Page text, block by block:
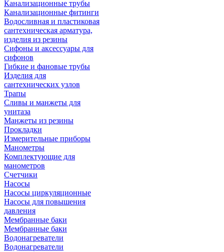
Канализационные трубы
Канализационные фитинги
Водосливная и пластиковая
сантехническая арматура,
изделия из резины
Сифоны и аксессуары для
сифонов
Гибкие и фановые трубы
Изделия для
сантехнических узлов
Трапы
Сливы и манжеты для
унитаза
Манжеты из резины
Прокладки
Измерительные приборы
Манометры
Комплектующие для
манометров
Счетчики
Насосы
Насосы циркуляционные
Насосы для повышения
давления
Мембранные баки
Мембранные баки
Водонагреватели
Водонагреватели